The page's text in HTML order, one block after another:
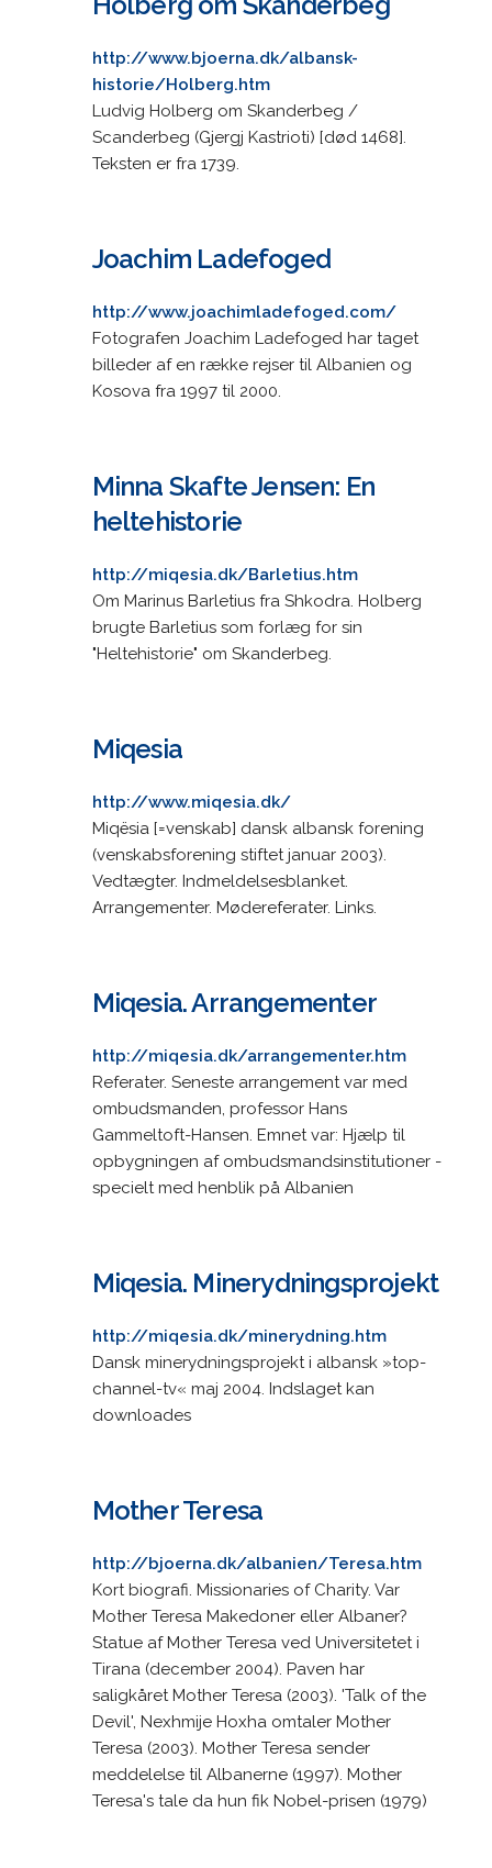
http://www.bjoerna.dk/albansk-
historie/Holberg.htm
Ludvig Holberg om Skanderbeg /
Scanderbeg (Gjergj Kastrioti) [død 1468].
Teksten er fra 1739.
Joachim Ladefoged
http://www.joachimladefoged.com/
Fotografen Joachim Ladefoged har taget
billeder af en række rejser til Albanien og
Kosova fra 1997 til 2000.
Minna Skafte Jensen: En
heltehistorie
http://miqesia.dk/Barletius.htm
Om Marinus Barletius fra Shkodra. Holberg
brugte Barletius som forlæg for sin
"Heltehistorie" om Skanderbeg.
Miqesia
http://www.miqesia.dk/
Miqësia [=venskab] dansk albansk forening
(venskabsforening stiftet januar 2003).
Vedtægter. Indmeldelsesblanket.
Arrangementer. Mødereferater. Links.
Miqesia. Arrangementer
http://miqesia.dk/arrangementer.htm
Referater. Seneste arrangement var med
ombudsmanden, professor Hans
Gammeltoft-Hansen. Emnet var: Hjælp til
opbygningen af ombudsmandsinstitutioner -
specielt med henblik på Albanien
Miqesia. Minerydningsprojekt
http://miqesia.dk/minerydning.htm
Dansk minerydningsprojekt i albansk »top-
channel-tv« maj 2004. Indslaget kan
downloades
Mother Teresa
http://bjoerna.dk/albanien/Teresa.htm
Kort biografi. Missionaries of Charity. Var
Mother Teresa Makedoner eller Albaner?
Statue af Mother Teresa ved Universitetet i
Tirana (december 2004). Paven har
saligkåret Mother Teresa (2003). 'Talk of the
Devil', Nexhmije Hoxha omtaler Mother
Teresa (2003). Mother Teresa sender
meddelelse til Albanerne (1997). Mother
Teresa's tale da hun fik Nobel-prisen (1979)